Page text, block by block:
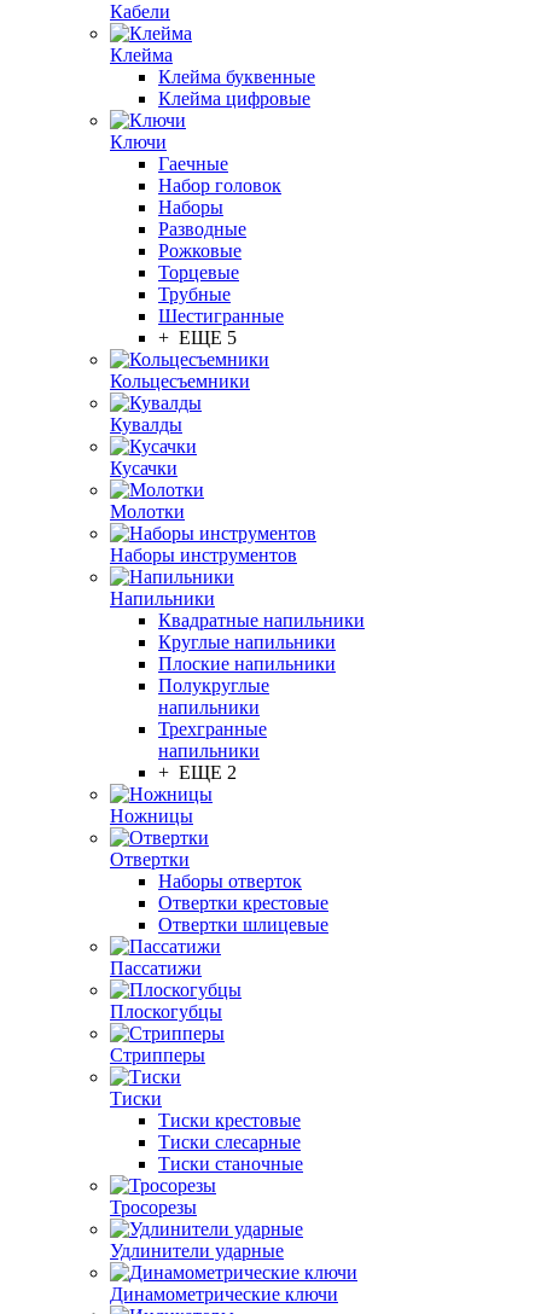
Кабели
Клейма
Клейма буквенные
Клейма цифровые
Ключи
Гаечные
Набор головок
Наборы
Разводные
Рожковые
Торцевые
Трубные
Шестигранные
+ ЕЩЕ 5
Кольцесъемники
Кувалды
Кусачки
Молотки
Наборы инструментов
Напильники
Квадратные напильники
Круглые напильники
Плоские напильники
Полукруглые
напильники
Трехгранные
напильники
+ ЕЩЕ 2
Ножницы
Отвертки
Наборы отверток
Отвертки крестовые
Отвертки шлицевые
Пассатижи
Плоскогубцы
Стрипперы
Тиски
Тиски крестовые
Тиски слесарные
Тиски станочные
Тросорезы
Удлинители ударные
Динамометрические ключи